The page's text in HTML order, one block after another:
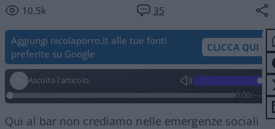
10.5k
35
Aggiungi nicolaporro.it alle tue fonti
preferite su Google
CLICCA QUI
Ascolta l'articolo
0:00/--:--
Qui al bar non crediamo nelle emergenze sociali